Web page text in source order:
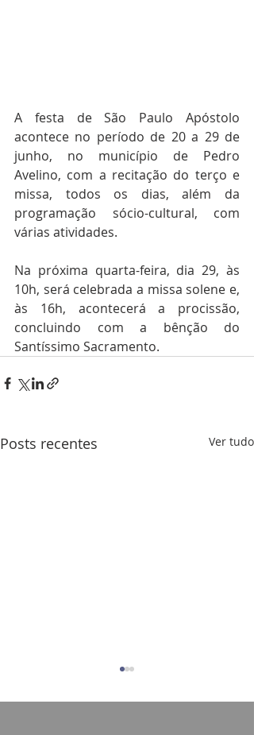
A festa de São Paulo Apóstolo
acontece no período de 20 a 29 de
junho, no município de Pedro
Avelino, com a recitação do terço e
missa, todos os dias, além da
programação sócio-cultural, com
várias atividades.
Na próxima quarta-feira, dia 29, às
10h, será celebrada a missa solene e,
às 16h, acontecerá a procissão,
concluindo com a bênção do
Santíssimo Sacramento.
Posts recentes Ver tudo